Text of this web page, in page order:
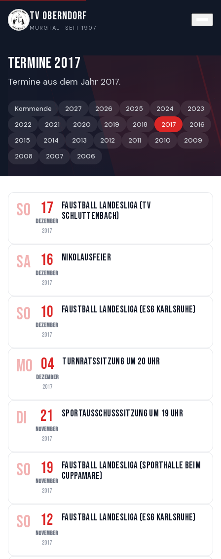
TV Oberndorf
MURGTAL · SEIT 1907
Termine 2017
Termine aus dem Jahr 2017.
Kommende 2027 2026 2025 2024
2023
2022
2021 2020 2019 2018 2017
2016
2015
2014 2013 2012 2011 2010
2009
2008
2007 2006
SO 17
DEZEMBER
2017
Faustball Landesliga (TV
Schluttenbach)
SA 16
DEZEMBER
2017
Nikolausfeier
SO 10
DEZEMBER
2017
Faustball Landesliga (ESG Karlsruhe)
MO 04
DEZEMBER
2017
Turnratssitzung um 20 Uhr
DI 21
NOVEMBER
2017
Sportausschusssitzung um 19 Uhr
SO 19
NOVEMBER
2017
Faustball Landesliga (Sporthalle beim
Cuppamare)
SO 12
NOVEMBER
2017
Faustball Landesliga (ESG Karlsruhe)